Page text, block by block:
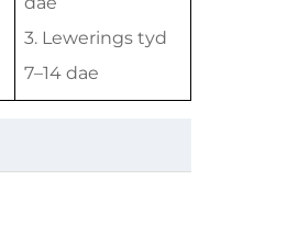
3. Lewerings tyd
7–14 dae